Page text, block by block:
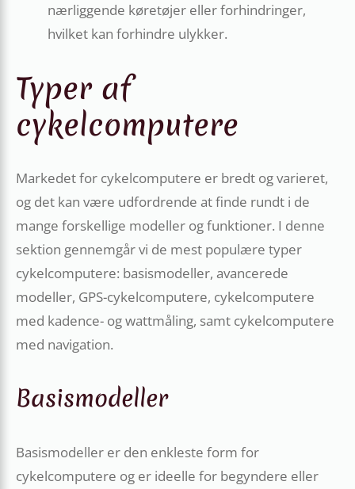
nærliggende køretøjer eller forhindringer,
hvilket kan forhindre ulykker.
Typer af
cykelcomputere
Markedet for cykelcomputere er bredt og varieret,
og det kan være udfordrende at finde rundt i de
mange forskellige modeller og funktioner. I denne
sektion gennemgår vi de mest populære typer
cykelcomputere: basismodeller, avancerede
modeller, GPS-cykelcomputere, cykelcomputere
med kadence- og wattmåling, samt cykelcomputere
med navigation.
Basismodeller
Basismodeller er den enkleste form for
cykelcomputere og er ideelle for begyndere eller